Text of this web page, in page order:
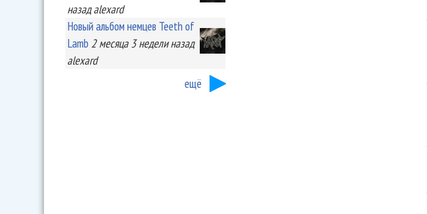
назад alexard
Новый альбом немцев Teeth of
Lamb 2 месяца 3 неделиназад
alexard
ещё